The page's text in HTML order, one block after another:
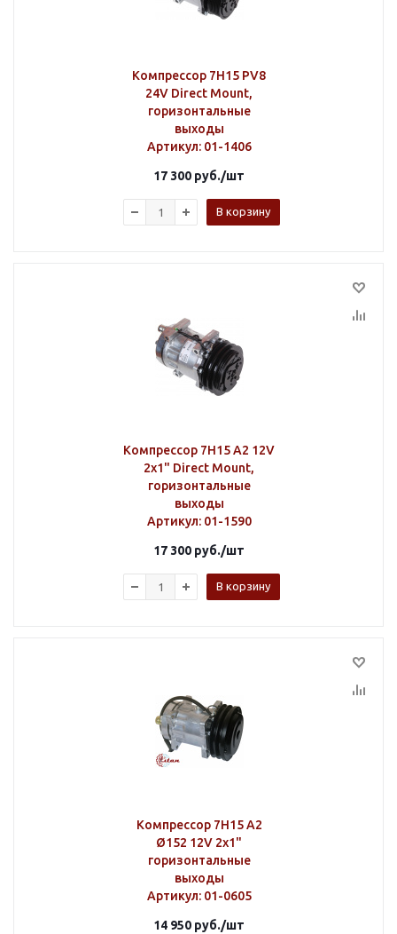
Компрессор 7H15 PV8
24V Direct Mount,
горизонтальные
выходы
Артикул: 01-1406
17 300 руб./шт
В корзину
Компрессор 7H15 A2 12V
2х1" Direct Mount,
горизонтальные
выходы
Артикул: 01-1590
17 300 руб./шт
В корзину
Компрессор 7H15 A2
Ø152 12V 2х1"
горизонтальные
выходы
Артикул: 01-0605
14 950 руб./шт